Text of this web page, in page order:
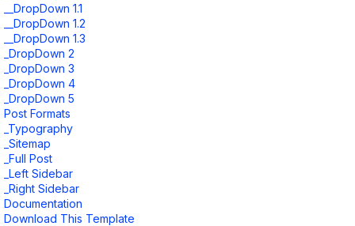
__DropDown 1.1
__DropDown 1.2
__DropDown 1.3
_DropDown 2
_DropDown 3
_DropDown 4
_DropDown 5
Post Formats
_Typography
_Sitemap
_Full Post
_Left Sidebar
_Right Sidebar
Documentation
Download This Template